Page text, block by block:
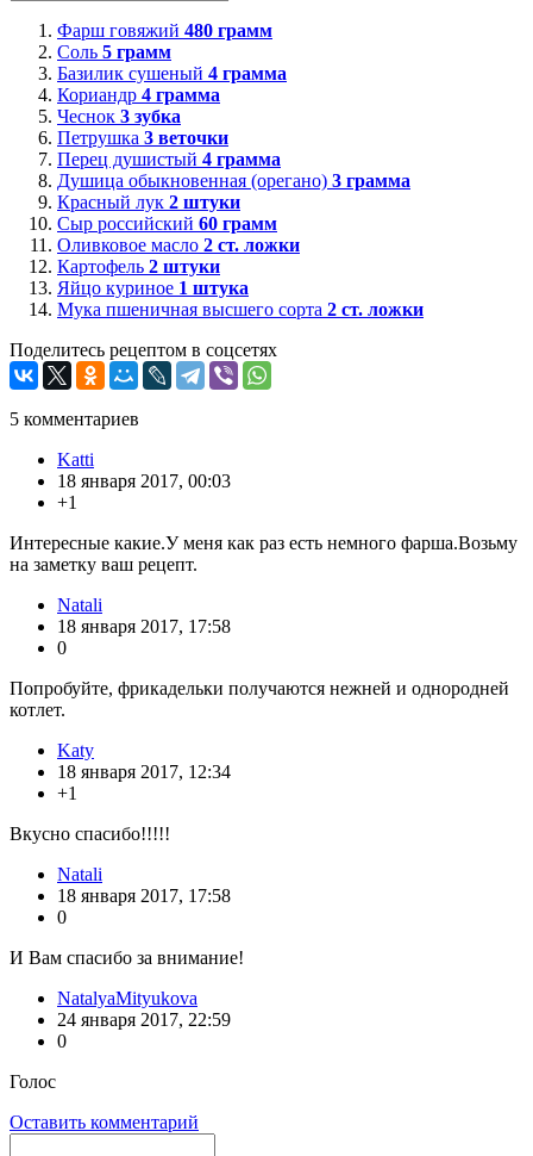
Фарш говяжий 480 грамм
Соль 5 грамм
Базилик сушеный 4 грамма
Кориандр 4 грамма
Чеснок 3 зубка
Петрушка 3 веточки
Перец душистый 4 грамма
Душица обыкновенная (орегано) 3 грамма
Красный лук 2 штуки
Сыр российский 60 грамм
Оливковое масло 2 ст. ложки
Картофель 2 штуки
Яйцо куриное 1 штука
Мука пшеничная высшего сорта 2 ст. ложки
Поделитесь рецептом в соцсетях
5 комментариев
Katti
18 января 2017, 00:03
+1
Интересные какие.У меня как раз есть немного фарша.Возьму
на заметку ваш рецепт.
Natali
18 января 2017, 17:58
0
Попробуйте, фрикадельки получаются нежней и однородней
котлет.
Katy
18 января 2017, 12:34
+1
Вкусно спасибо!!!!!
Natali
18 января 2017, 17:58
0
И Вам спасибо за внимание!
NatalyaMityukova
24 января 2017, 22:59
0
Голос
Оставить комментарий